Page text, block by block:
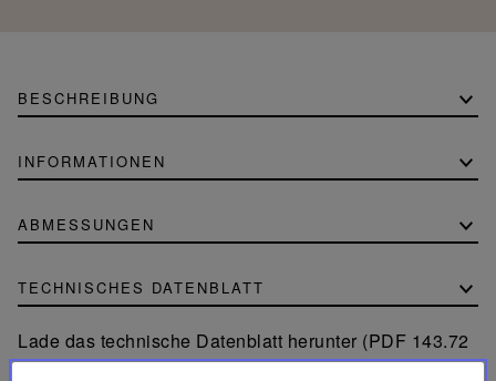
BESCHREIBUNG
INFORMATIONEN
ABMESSUNGEN
TECHNISCHES DATENBLATT
Lade das technische Datenblatt herunter (PDF 143.72